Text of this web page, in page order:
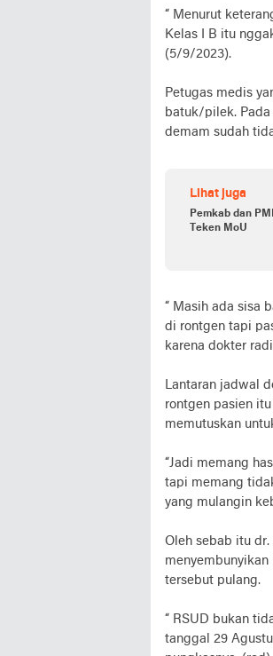
“ Menurut
Kelas I B itu
(5/9/2023).
Petugas medis
batuk/pilek.
demam sudah
Lihat juga
Pemkab dan
Teken MoU
“ Masih ada sisa
di rontgen tapi
karena dokter
Lantaran jadwal
rontgen pasien
memutuskan
“Jadi memang
tapi memang
yang mulangin
Oleh sebab itu
tersebut pulang.
“ RSUD bukan
tanggal 29